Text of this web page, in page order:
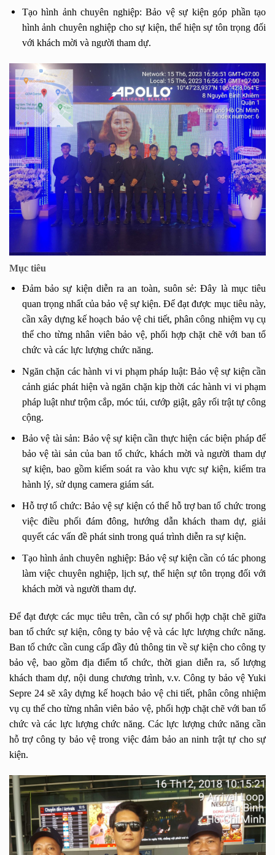
Tạo hình ảnh chuyên nghiệp: Bảo vệ sự kiện góp phần tạo
hình ảnh chuyên nghiệp cho sự kiện, thể hiện sự tôn trọng đối
với khách mời và người tham dự.
Mục tiêu
Đảm bảo sự kiện diễn ra an toàn, suôn sẻ: Đây là mục tiêu
quan trọng nhất của bảo vệ sự kiện. Để đạt được mục tiêu này,
cần xây dựng kế hoạch bảo vệ chi tiết, phân công nhiệm vụ cụ
thể cho từng nhân viên bảo vệ, phối hợp chặt chẽ với ban tổ
chức và các lực lượng chức năng.
Ngăn chặn các hành vi vi phạm pháp luật: Bảo vệ sự kiện cần
cảnh giác phát hiện và ngăn chặn kịp thời các hành vi vi phạm
pháp luật như trộm cắp, móc túi, cướp giật, gây rối trật tự công
cộng.
Bảo vệ tài sản: Bảo vệ sự kiện cần thực hiện các biện pháp để
bảo vệ tài sản của ban tổ chức, khách mời và người tham dự
sự kiện, bao gồm kiểm soát ra vào khu vực sự kiện, kiểm tra
hành lý, sử dụng camera giám sát.
Hỗ trợ tổ chức: Bảo vệ sự kiện có thể hỗ trợ ban tổ chức trong
việc điều phối đám đông, hướng dẫn khách tham dự, giải
quyết các vấn đề phát sinh trong quá trình diễn ra sự kiện.
Tạo hình ảnh chuyên nghiệp: Bảo vệ sự kiện cần có tác phong
làm việc chuyên nghiệp, lịch sự, thể hiện sự tôn trọng đối với
khách mời và người tham dự.
Để đạt được các mục tiêu trên, cần có sự phối hợp chặt chẽ giữa
ban tổ chức sự kiện, công ty bảo vệ và các lực lượng chức năng.
Ban tổ chức cần cung cấp đầy đủ thông tin về sự kiện cho công ty
bảo vệ, bao gồm địa điểm tổ chức, thời gian diễn ra, số lượng
khách tham dự, nội dung chương trình, v.v. Công ty bảo vệ Yuki
Sepre 24 sẽ xây dựng kế hoạch bảo vệ chi tiết, phân công nhiệm
vụ cụ thể cho từng nhân viên bảo vệ, phối hợp chặt chẽ với ban tổ
chức và các lực lượng chức năng. Các lực lượng chức năng cần
hỗ trợ công ty bảo vệ trong việc đảm bảo an ninh trật tự cho sự
kiện.